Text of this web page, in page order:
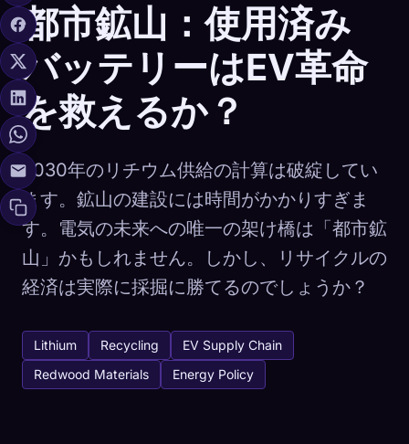
都市鉱山：使用済み
バッテリーはEV革命
を救えるか？
2030年のリチウム供給の計算は破綻してい
ます。鉱山の建設には時間がかかりすぎま
す。電気の未来への唯一の架け橋は「都市鉱
山」かもしれません。しかし、リサイクルの
経済は実際に採掘に勝てるのでしょうか？
Lithium Recycling
EV Supply Chain
Redwood Materials
Energy Policy